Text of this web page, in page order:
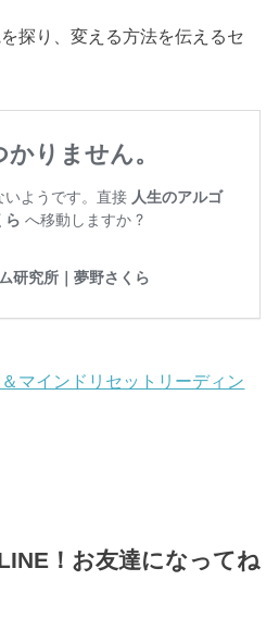
探り、変える方法を伝えるセ
マインドリセットリーディン
！お友達になってね